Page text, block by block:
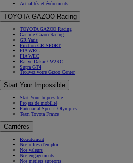
Actualités et évènements
TOYOTA GAZOO Racing
TOYOTA GAZOO Racing
Gamme Gazoo Racing
GR Yaris
Finition GR SPORT
FIA WRC
FIA WEC
Rallye Dakar / W2RC
Supra GT4
Trouvez votre Gazoo Center
Start Your Impossible
Start Your Impossible
Projets de mobilité
Partenariat Special Olympics
Team Toyota France
Carrières
Recrutement
Nos offres d'emploi
Nos valeurs
Nos engagements
Nos métiers supports